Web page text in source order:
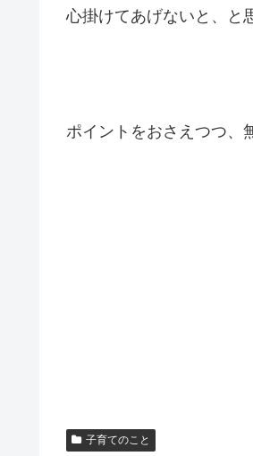
心掛けてあげないと、と
ポイントをおさえつつ、
子育てのこと